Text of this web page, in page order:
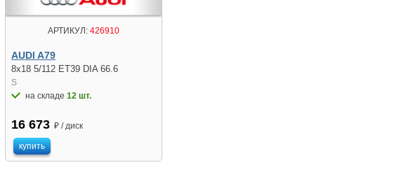
АРТИКУЛ: 426910
AUDI A79
8x18 5/112 ET39 DIA 66.6
S
на складе12 шт.
16 673 ₽ / диск
купить